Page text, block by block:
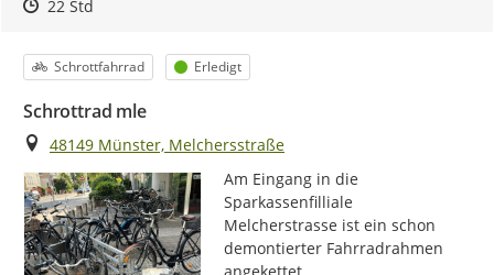
Zeitpunkt des Erstellens
Zeitpunkt des Erstellens
22 StdZur Äußerung
Kategorie
Schrottfahrrad Status
Erledigt
Schrottrad mle
Ort
48149 Münster, Melchersstraße
Am Eingang in die
Sparkassenfilliale
Melcherstrasse ist ein schon
demontierter Fahrradrahmen